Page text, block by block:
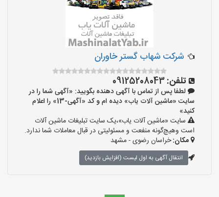
شرکت شهاب گستر خاوران
تلفن:09125208043
لطفا پس از تماس با آگهی دهنده بگویید: «آگهی شما را در
سایت «ماشین آلات یاب» دیده ام و کد «آگهی-13» را اعلام
کنید»
سایت «ماشین آلات یاب»،یک سایت تبلیغات ماشین آلات
است وهیچ‌گونه منفعت و مسئولیتی در قبال معاملات شما ندارد.
مکان:خراسان رضوی - مشهد
انتقال آگهی به اول لیست (افزایش بازدید)